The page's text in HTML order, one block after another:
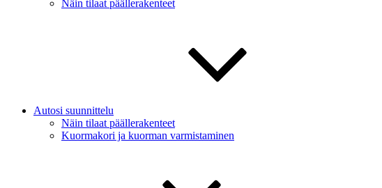
Näin tilaat päällerakenteet
Autosi suunnittelu
Näin tilaat päällerakenteet
Kuormakori ja kuorman varmistaminen